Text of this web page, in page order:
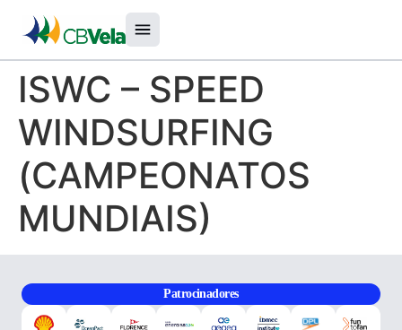
ISWC – SPEED
WINDSURFING
(CAMPEONATOS
MUNDIAIS)
Patrocinadores